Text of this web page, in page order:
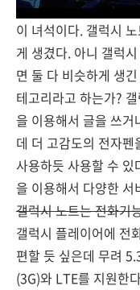
이 녀석이다. 갤럭시
게 생겼다. 아니 갤럭
면 둘 다 비슷하게 생
테고리라고 하는가?
을 이용해서 글을 쓰거
데 더 고감도의 전자
사용하듯 사용할 수 있
을 이용해서 다양한
갤럭시 노트는 전화기
갤럭시 플레이어에 전
편할 듯 싶은데 무려
(3G)와 LTE를 지원한